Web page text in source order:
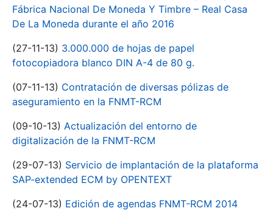
Fábrica Nacional De Moneda Y Timbre – Real Casa
De La Moneda durante el año 2016
(27-11-13) 3.000.000 de hojas de papel
fotocopiadora blanco DIN A-4 de 80 g.
(07-11-13) Contratación de diversas pólizas de
aseguramiento en la FNMT-RCM
(09-10-13) Actualización del entorno de
digitalización de la FNMT-RCM
(29-07-13) Servicio de implantación de la plataforma
SAP-extended ECM by OPENTEXT
(24-07-13) Edición de agendas FNMT-RCM 2014